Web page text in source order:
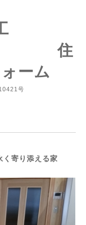
ーム
号
寄り添える家